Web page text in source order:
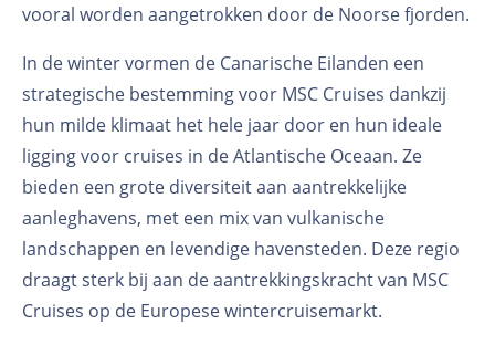
vooral worden aangetrokken door de Noorse fjorden.
In de winter vormen de Canarische Eilanden een
strategische bestemming voor MSC Cruises dankzij
hun milde klimaat het hele jaar door en hun ideale
ligging voor cruises in de Atlantische Oceaan. Ze
bieden een grote diversiteit aan aantrekkelijke
aanleghavens, met een mix van vulkanische
landschappen en levendige havensteden. Deze regio
draagt sterk bij aan de aantrekkingskracht van MSC
Cruises op de Europese wintercruisemarkt.